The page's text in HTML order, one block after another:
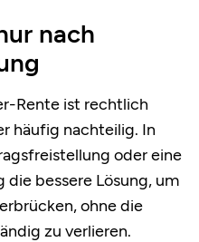
nach
Rente ist rechtlich
häufig nachteilig. In
oder eine
bessere Lösung, um
ohne die
zu verlieren.